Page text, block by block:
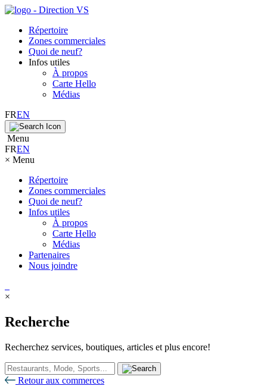
Répertoire
Zones commerciales
Quoi de neuf?
Infos utiles
À propos
Carte Hello
Médias
FREN
Menu
FREN
× Menu
Répertoire
Zones commerciales
Quoi de neuf?
Infos utiles
À propos
Carte Hello
Médias
Partenaires
Nous joindre
×
Recherche
Recherchez services, boutiques, articles et plus encore!
Retour aux commerces